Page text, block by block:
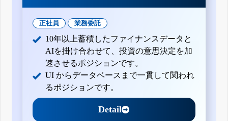
正社員 業務委託
10年以上蓄積したファイナンスデータと
AIを掛け合わせて、投資の意思決定を加
速させるポジションです。
UI からデータベースまで一貫して関われ
るポジションです。
Detail